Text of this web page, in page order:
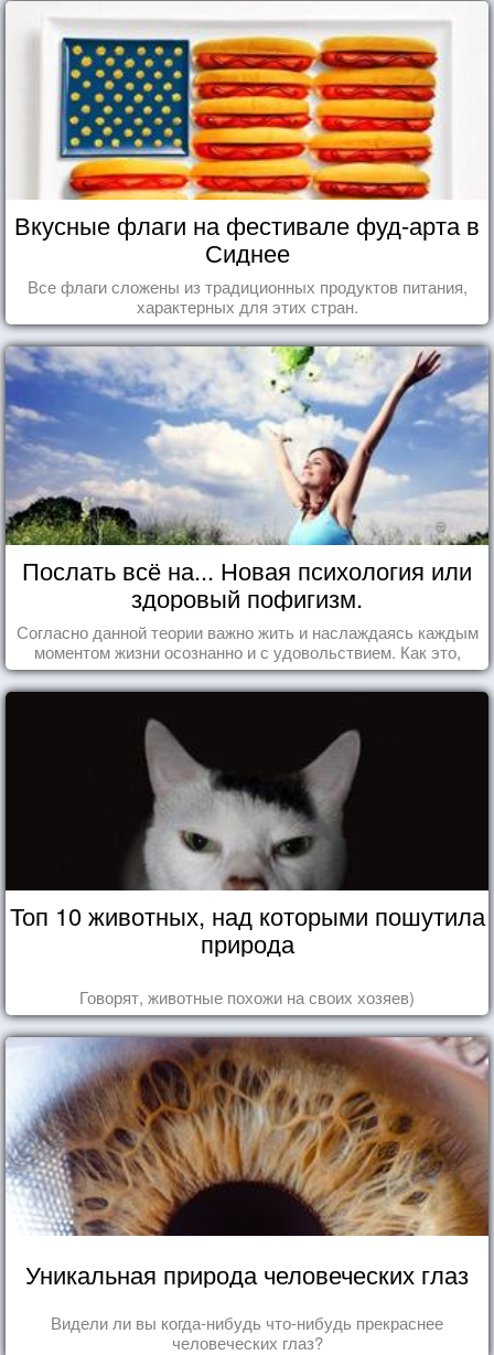
Вкусные флаги на фестивале фуд-арта в
Сиднее
Все флаги сложены из традиционных продуктов питания,
характерных для этих стран.
Послать всё на... Новая психология или
здоровый пофигизм.
Согласно данной теории важно жить и наслаждаясь каждым
моментом жизни осознанно и с удовольствием. Как это,
попробуем разобраться на реальных примерах.
Топ 10 животных, над которыми пошутила
природа
Говорят, животные похожи на своих хозяев)
Уникальная природа человеческих глаз
Видели ли вы когда-нибудь что-нибудь прекраснее
человеческих глаз?